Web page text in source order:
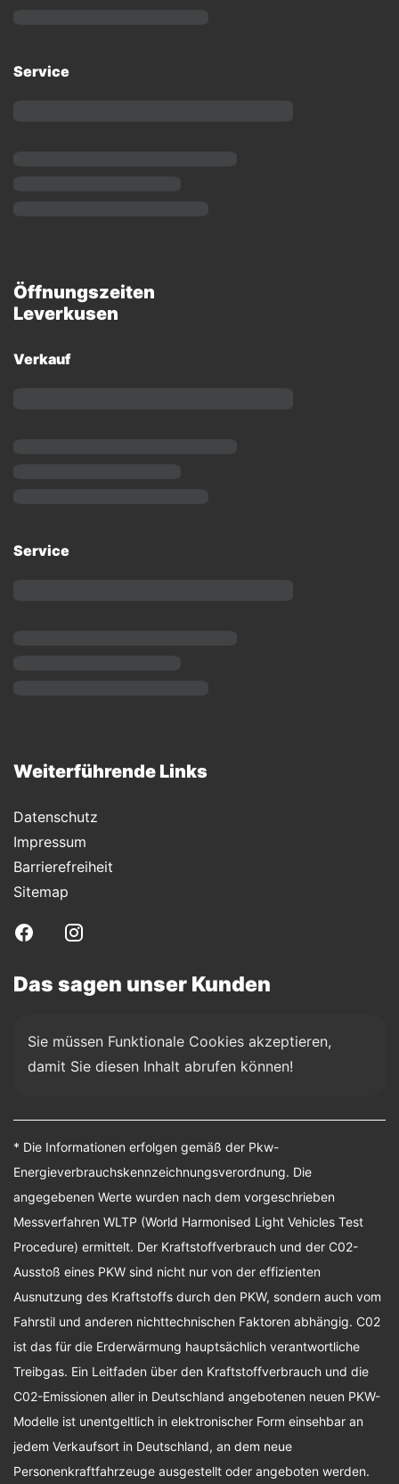
Service
Öffnungszeiten
Leverkusen
Verkauf
Service
Weiterführende Links
Datenschutz
Impressum
Barrierefreiheit
Sitemap
Das sagen unser Kunden
Sie müssen Funktionale Cookies akzeptieren,
damit Sie diesen Inhalt abrufen können!
* Die Informationen erfolgen gemäß der Pkw-
Energieverbrauchskennzeichnungsverordnung. Die
angegebenen Werte wurden nach dem vorgeschrieben
Messverfahren WLTP (World Harmonised Light Vehicles Test
Procedure) ermittelt. Der Kraftstoffverbrauch und der C02-
Ausstoß eines PKW sind nicht nur von der effizienten
Ausnutzung des Kraftstoffs durch den PKW, sondern auch vom
Fahrstil und anderen nichttechnischen Faktoren abhängig. C02
ist das für die Erderwärmung hauptsächlich verantwortliche
Treibgas. Ein Leitfaden über den Kraftstoffverbrauch und die
C02-Emissionen aller in Deutschland angebotenen neuen PKW-
Modelle ist unentgeltlich in elektronischer Form einsehbar an
jedem Verkaufsort in Deutschland, an dem neue
Personenkraftfahrzeuge ausgestellt oder angeboten werden.